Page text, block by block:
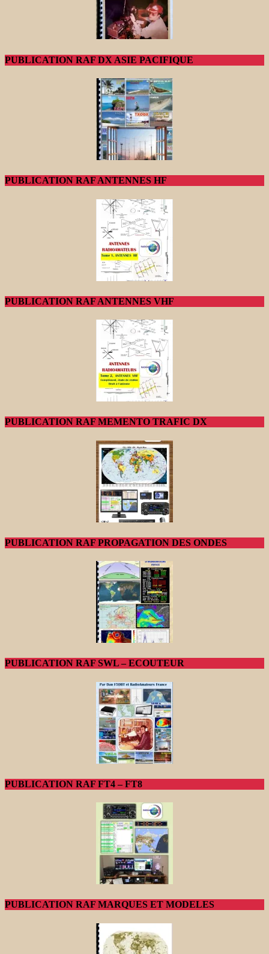
PUBLICATION RAF DX ASIE PACIFIQUE
PUBLICATION RAF ANTENNES HF
PUBLICATION RAF ANTENNES VHF
PUBLICATION RAF MEMENTO TRAFIC DX
PUBLICATION RAF PROPAGATION DES ONDES
PUBLICATION RAF SWL – ECOUTEUR
PUBLICATION RAF FT4 – FT8
PUBLICATION RAF MARQUES ET MODELES